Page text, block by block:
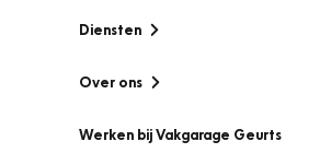
Diensten
Over ons
Werken bij Vakgarage Geurts